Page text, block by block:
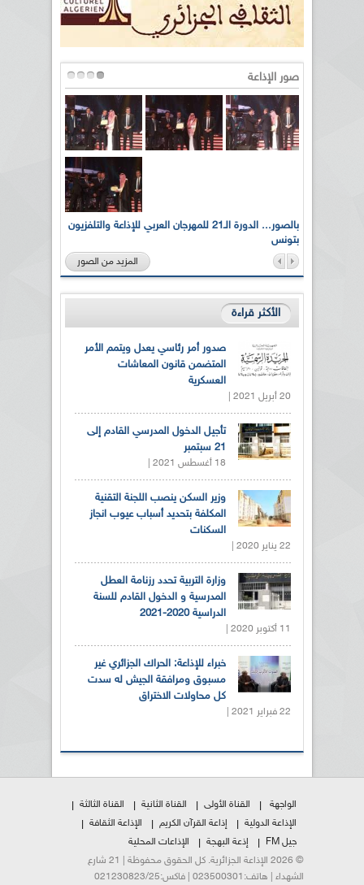
صور الإذاعة
بالصور... الدورة الـ21 للمهرجان العربي للإذاعة والتلفزيون
بتونس
المزيد من الصور
الأكثر قراءة
صدور أمر رئاسي يعدل ويتمم الأمر
المتضمن قانون المعاشات
العسكرية
20 أبريل 2021 |
تأجيل الدخول المدرسي القادم إلى
21 سبتمبر
18 أغسطس 2021 |
وزير السكن ينصب اللجنة التقنية
المكلفة بتحديد أسباب عيوب انجاز
السكنات
22 يناير 2020 |
وزارة التربية تحدد رزنامة العطل
المدرسية و الدخول القادم للسنة
الدراسية 2020-2021
11 أكتوبر 2020 |
خبراء للإذاعة: الحراك الجزائري غير
مسبوق ومرافقة الجيش له سدت
كل محاولات الاختراق
22 فبراير 2021 |
الواجهة القناة الأولى القناة الثانية
القناة الثالثة
الإذاعة الدولية
إذاعة القرآن الكريم
الإذاعة الثقافة
جيل FM
إذعة البهجة
الإذاعات المحلية
© 2026 الإذاعة الجزائرية. كل الحقوق محفوظة | 21 شارع
الشهداء | هاتف:023500301 | فاكس:021230823/25